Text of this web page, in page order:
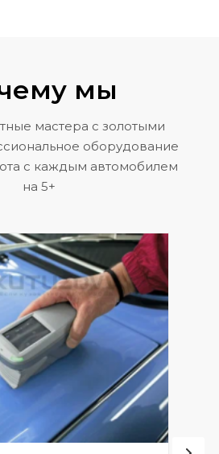
мы
мастера с золотыми
оборудование
с каждым автомобилем
на 5+